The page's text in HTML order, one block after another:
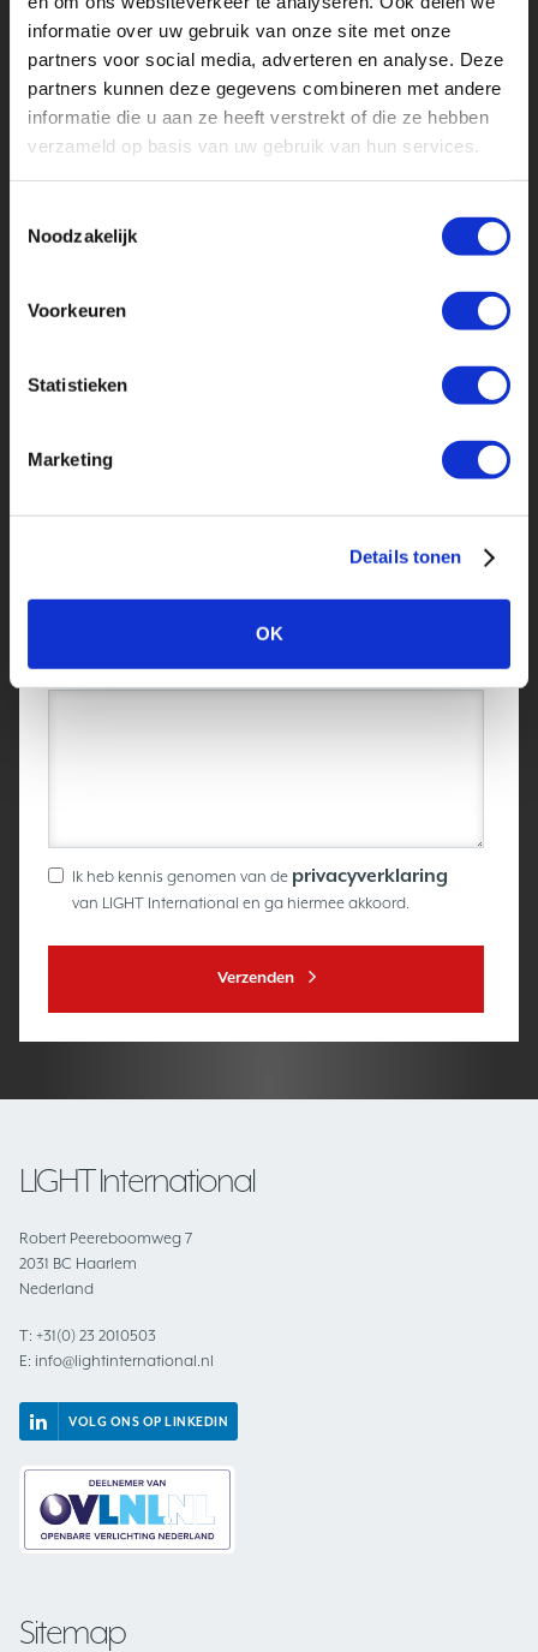
informatie over uw gebruik van onze site met onze
partners voor social media, adverteren en analyse. Deze
partners kunnen deze gegevens combineren met andere
informatie die u aan ze heeft verstrekt of die ze hebben
verzameld op basis van uw gebruik van hun services.
Noodzakelijk
Voorkeuren
Statistieken
Marketing
Details tonen
OK
info@lightinternational.nl
Meer contactgegevens
Ontvang direct onze tarievenlijst!
Uw vraag / opmerking(optioneel)
Ik heb kennis genomen van de privacyverklaring
van LIGHT International en ga hiermee akkoord.
Verzenden
LIGHT International
Robert Peereboomweg 7
2031 BC Haarlem
Nederland
T: +31(0) 23 2010503
E: info@lightinternational.nl
VOLG ONS OP LINKEDIN
Sitemap